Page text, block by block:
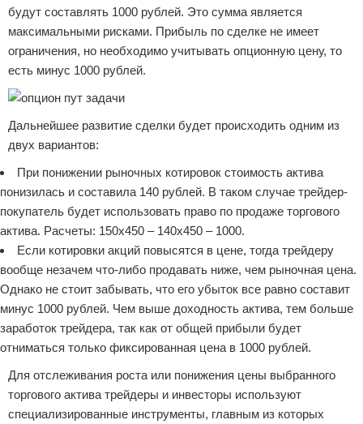
будут составлять 1000 рублей. Это сумма является
максимальными рисками. Прибыль по сделке не имеет
ограничения, но необходимо учитывать опционную цену, то
есть минус 1000 рублей.
Дальнейшее развитие сделки будет происходить одним из
двух вариантов:
При понижении рыночных котировок стоимость актива
понизилась и составила 140 рублей. В таком случае трейдер-
покупатель будет использовать право по продаже торгового
актива. Расчеты: 150х450 – 140х450 – 1000.
Если котировки акций повысятся в цене, тогда трейдеру
вообще незачем что-либо продавать ниже, чем рыночная цена.
Однако не стоит забывать, что его убыток все равно составит
минус 1000 рублей. Чем выше доходность актива, тем больше
заработок трейдера, так как от общей прибыли будет
отниматься только фиксированная цена в 1000 рублей.
Для отслеживания роста или понижения цены выбранного
торгового актива трейдеры и инвесторы используют
специализированные инструменты, главным из которых